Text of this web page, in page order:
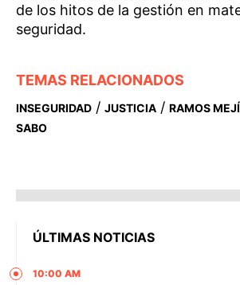
de los hitos de la gestión en
seguridad.
TEMAS RELACIONADOS
INSEGURIDAD / JUSTICIA / RAMOS
SABO
ÚLTIMAS NOTICIAS
10:00 AM